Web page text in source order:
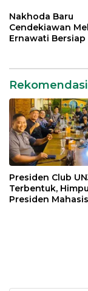
Mengabdi bagi
dan Bangsa
Nakhoda Baru
Cendekiawan
Ernawati Bersiap
Presiden Club
Terbentuk,
Presiden